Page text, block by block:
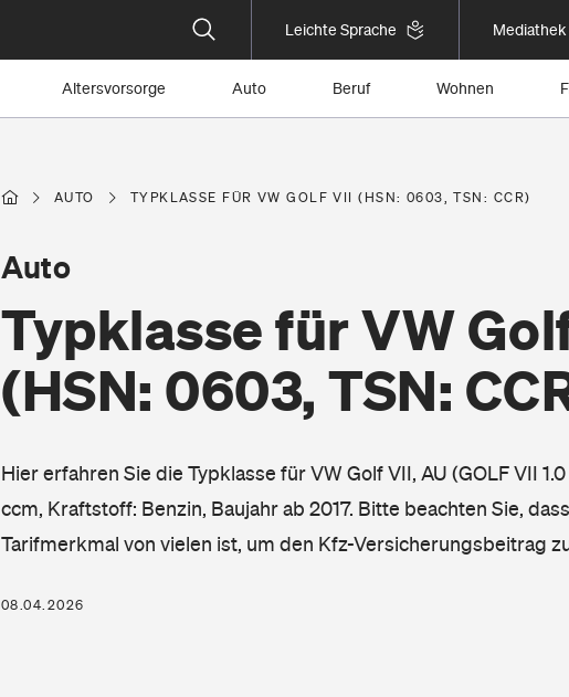
Leichte Sprache Mediathek
Altersvorsorge Auto Beruf Wohnen
AUTO TYPKLASSE FÜR VW GOLF VII (HSN: 0603, TSN: CCR)
Typklasse für VW
(HSN: 0603, TSN:
Auto
Hier erfahren Sie die Typklasse für VW Golf VII, AU (GOLF VII
ccm, Kraftstoff: Benzin, Baujahr ab 2017. Bitte beachten Sie,
Tarifmerkmal von vielen ist, um den Kfz-Versicherungsbeitrag
08.04.2026